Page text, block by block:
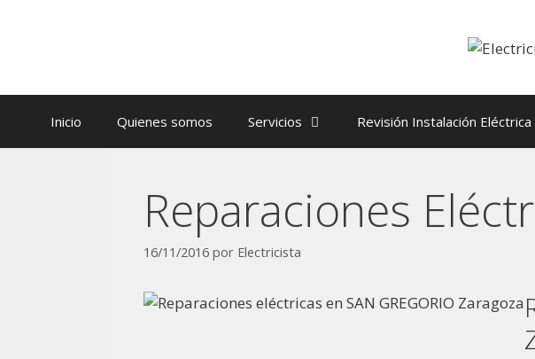
Inicio Quienes somos Servicios Revisión Instalación Eléctrica
Reparaciones
16/11/2016 por Electricista